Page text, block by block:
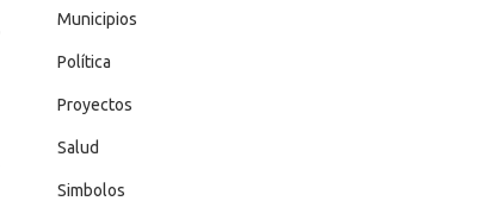
Municipios
Política
Proyectos
Salud
Simbolos